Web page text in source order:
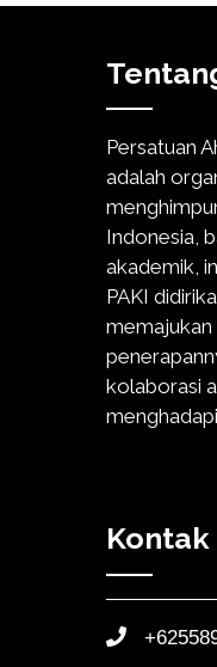
Persatuan
adalah
Indonesia,
akademik,
PAKI
memajukan
kolaborasi
Kontak